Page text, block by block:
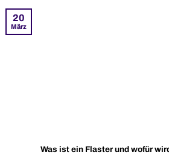
Was ist ein Flaster und wofür
20
März